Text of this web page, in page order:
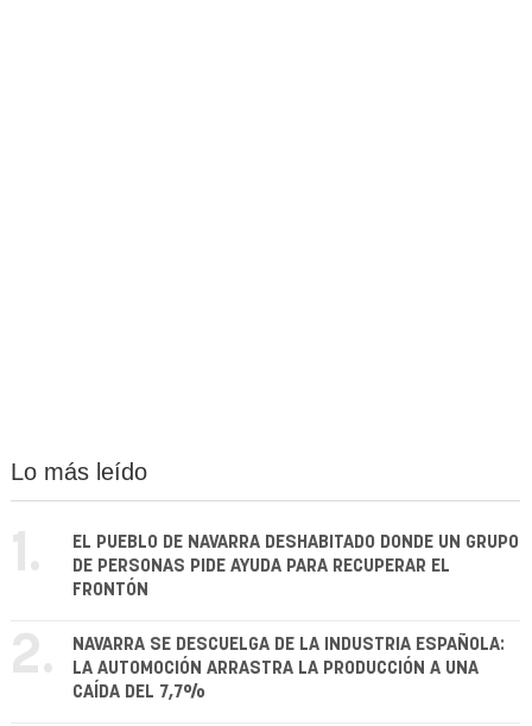
Lo más leído
1.
EL PUEBLO DE NAVARRA DESHABITADO DONDE UN GRUPO
DE PERSONAS PIDE AYUDA PARA RECUPERAR EL
FRONTÓN
2.
NAVARRA SE DESCUELGA DE LA INDUSTRIA ESPAÑOLA:
LA AUTOMOCIÓN ARRASTRA LA PRODUCCIÓN A UNA
CAÍDA DEL 7,7%